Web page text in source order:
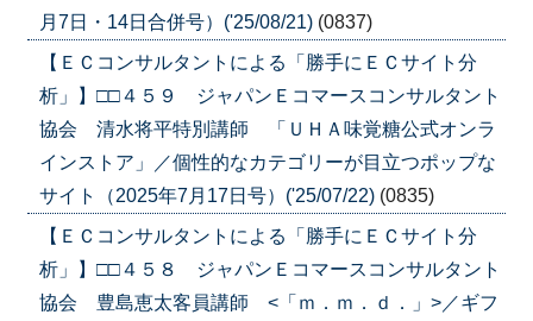
月7日・14日合併号）('25/08/21) (0837)
【ＥＣコンサルタントによる「勝手にＥＣサイト分
析」】□□４５９ ジャパンＥコマースコンサルタント
協会 清水将平特別講師 「ＵＨＡ味覚糖公式オンラ
インストア」／個性的なカテゴリーが目立つポップな
サイト（2025年7月17日号）('25/07/22) (0835)
【ＥＣコンサルタントによる「勝手にＥＣサイト分
析」】□□４５８ ジャパンＥコマースコンサルタント
協会 豊島恵太客員講師 <「ｍ．ｍ．ｄ．」>／ギフ